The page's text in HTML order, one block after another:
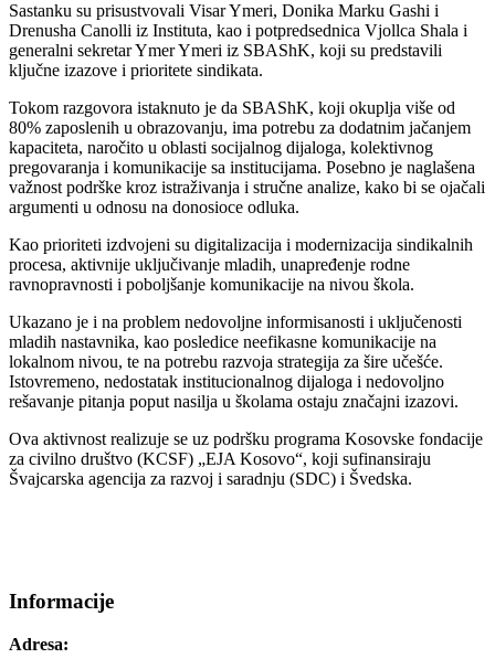
Sastanku su prisustvovali Visar Ymeri, Donika Marku Gashi i
Drenusha Canolli iz Instituta, kao i potpredsednica Vjollca Shala i
generalni sekretar Ymer Ymeri iz SBAShK, koji su predstavili
ključne izazove i prioritete sindikata.
Tokom razgovora istaknuto je da SBAShK, koji okuplja više od
80% zaposlenih u obrazovanju, ima potrebu za dodatnim jačanjem
kapaciteta, naročito u oblasti socijalnog dijaloga, kolektivnog
pregovaranja i komunikacije sa institucijama. Posebno je naglašena
važnost podrške kroz istraživanja i stručne analize, kako bi se ojačali
argumenti u odnosu na donosioce odluka.
Kao prioriteti izdvojeni su digitalizacija i modernizacija sindikalnih
procesa, aktivnije uključivanje mladih, unapređenje rodne
ravnopravnosti i poboljšanje komunikacije na nivou škola.
Ukazano je i na problem nedovoljne informisanosti i uključenosti
mladih nastavnika, kao posledice neefikasne komunikacije na
lokalnom nivou, te na potrebu razvoja strategija za šire učešće.
Istovremeno, nedostatak institucionalnog dijaloga i nedovoljno
rešavanje pitanja poput nasilja u školama ostaju značajni izazovi.
Ova aktivnost realizuje se uz podršku programa Kosovske fondacije
za civilno društvo (KCSF) „EJA Kosovo“, koji sufinansiraju
Švajcarska agencija za razvoj i saradnju (SDC) i Švedska.
Informacije
Adresa: